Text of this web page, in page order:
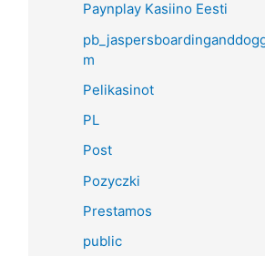
Paynplay Kasiino Eesti
m
Pelikasinot
PL
Post
Pozyczki
Prestamos
public